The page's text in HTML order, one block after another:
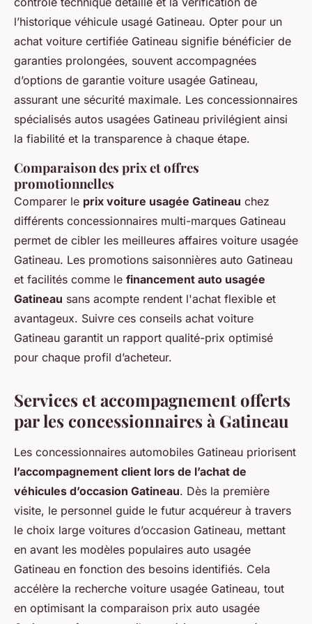
l’historique véhicule usagé Gatineau. Opter pour un
achat voiture certifiée Gatineau signifie bénéficier de
garanties prolongées, souvent accompagnées
d’options de garantie voiture usagée Gatineau,
assurant une sécurité maximale. Les concessionnaires
spécialisés autos usagées Gatineau privilégient ainsi
la fiabilité et la transparence à chaque étape.
Comparaison des prix et offres
promotionnelles
Comparer le prix voiture usagée Gatineau chez
différents concessionnaires multi-marques Gatineau
permet de cibler les meilleures affaires voiture usagée
Gatineau. Les promotions saisonnières auto Gatineau
et facilités comme le financement auto usagée
Gatineau sans acompte rendent l'achat flexible et
avantageux. Suivre ces conseils achat voiture
Gatineau garantit un rapport qualité-prix optimisé
pour chaque profil d’acheteur.
Services et accompagnement offerts
par les concessionnaires à Gatineau
Les concessionnaires automobiles Gatineau priorisent
l’accompagnement client lors de l’achat de
véhicules d’occasion Gatineau. Dès la première
visite, le personnel guide le futur acquéreur à travers
le choix large voitures d’occasion Gatineau, mettant
en avant les modèles populaires auto usagée
Gatineau en fonction des besoins identifiés. Cela
accélère la recherche voiture usagée Gatineau, tout
en optimisant la comparaison prix auto usagée